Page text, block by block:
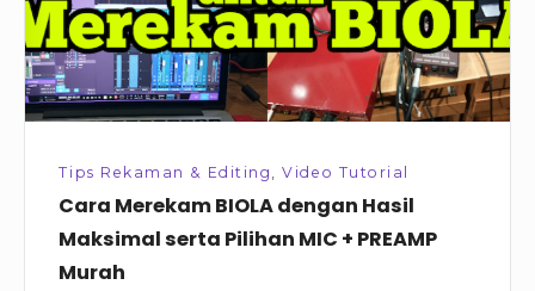
serta
Pilihan
MIC
+
Murah
Tips Rekaman & Editing ,Video Tutorial
Cara Merekam BIOLA dengan Hasil
Maksimal serta Pilihan MIC + PREAMP
Murah